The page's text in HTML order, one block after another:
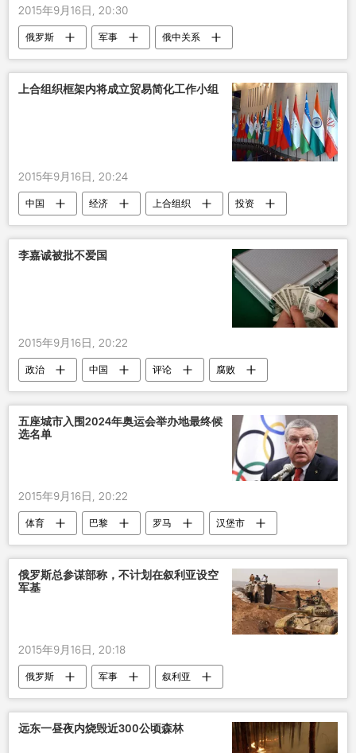
2015年9月16日, 20:30
俄罗斯 军事
俄中关系
经济
伊尔-76MD-90A军用运输机
中国
上合组织框架内将成立贸易简化工作小组
2015年9月16日, 20:24
中国 经济 上合组织
投资
贸易
李嘉诚被批不爱国
2015年9月16日, 20:22
政治 中国 评论 腐败
五座城市入围2024年奥运会举办地最终候
选名单
2015年9月16日, 20:22
体育 巴黎 罗马
汉堡市
洛杉矶
布达佩斯
国际奥委会
2024年奥运会
俄罗斯总参谋部称，不计划在叙利亚设空
军基
2015年9月16日, 20:18
俄罗斯 军事 叙利亚
远东一昼夜内烧毁近300公顷森林